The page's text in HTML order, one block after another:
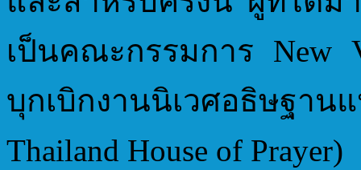
เป็นคณะกรรมการ New
บุกเบิกงานนิเวศอธิษฐา
Thailand House of